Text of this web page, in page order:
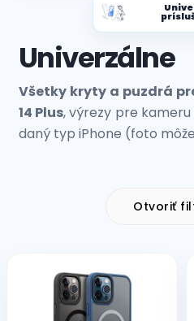
Univerzálne
Všetky kryty a puzdrá
14 Plus, výrezy pre
daný typ iPhone (foto
Otvoriť